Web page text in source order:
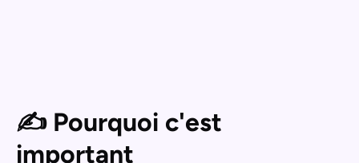
✍️ Pourquoi c'est
important